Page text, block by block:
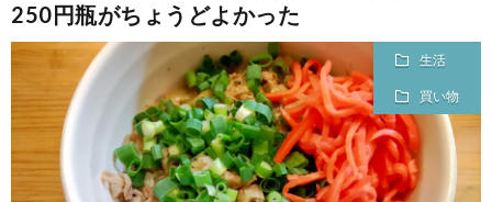
250円瓶がちょうどよかった
生活
買い物